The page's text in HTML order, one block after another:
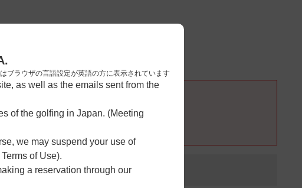
ラウザの言語設定が英語の方に表示されています
as well as the emails sent from the
of the golfing in Japan. (Meeting
we may suspend your use of
of Use).
a reservation through our